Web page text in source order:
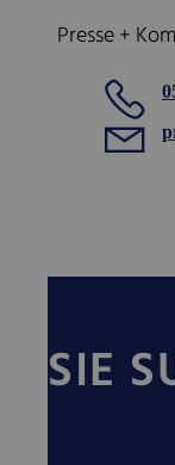
Presse +
SIE